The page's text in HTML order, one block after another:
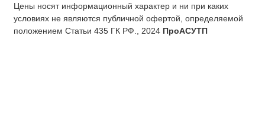
Цены носят информационный характер и ни при каких
условиях не являются публичной офертой, определяемой
положением Статьи 435 ГК РФ., 2024 ПроАСУТП